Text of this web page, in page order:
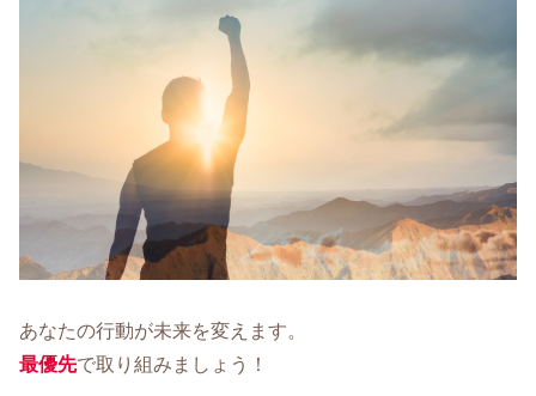
あなたの行動が未来を変えます。
最優先で取り組みましょう！